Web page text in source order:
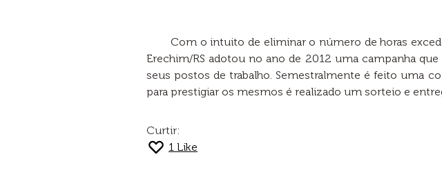
Com o intuito de eliminar o número de horas
Erechim/RS adotou no ano de 2012 uma campanha
seus postos de trabalho. Semestralmente é feito uma
para prestigiar os mesmos é realizado um sorteio e
Curtir:
1 Like